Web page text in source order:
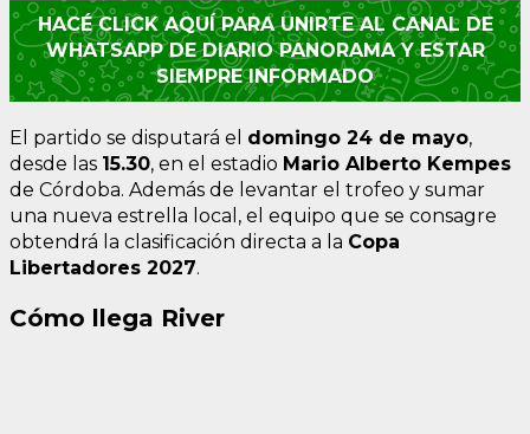
HACÉ CLICK AQUÍ PARA UNIRTE AL CANAL DE
WHATSAPP DE DIARIO PANORAMA Y ESTAR
SIEMPRE INFORMADO
El partido se disputará el domingo 24 de mayo,
desde las 15.30, en el estadio Mario Alberto Kempes
de Córdoba. Además de levantar el trofeo y sumar
una nueva estrella local, el equipo que se consagre
obtendrá la clasificación directa a la Copa
Libertadores 2027.
Cómo llega River